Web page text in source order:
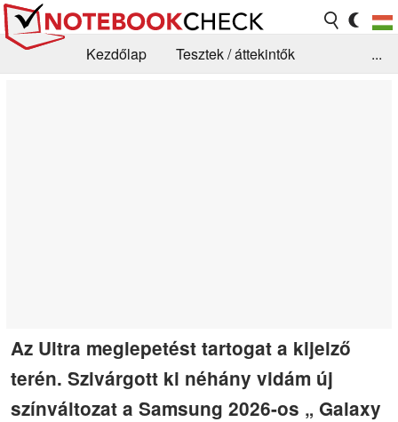
Kezdőlap
Tesztek / áttekintők
...
Az Ultra meglepetést tartogat a kijelző
terén. Szivárgott ki néhány vidám új
színváltozat a Samsung 2026-os „ Galaxy